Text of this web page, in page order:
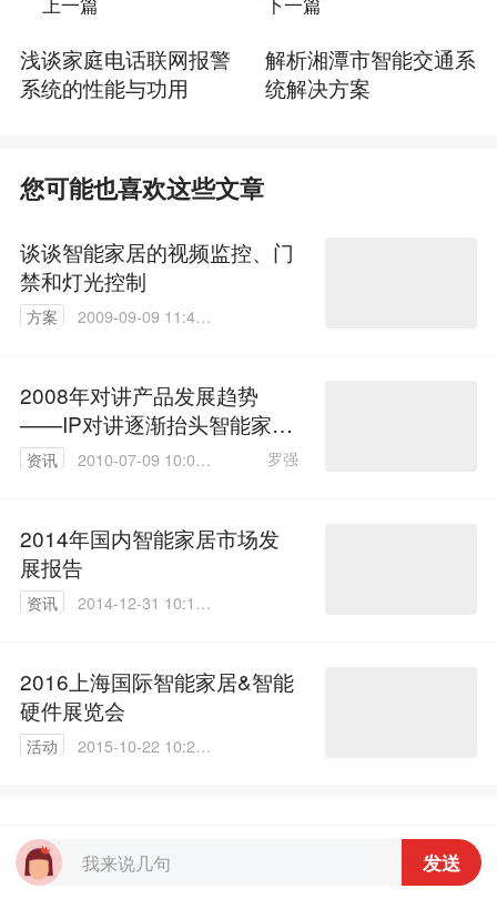
浅谈家庭电话联网报警
系统的性能与功用
解析湘潭市智能交通系
统解决方案
您可能也喜欢这些文章
谈谈智能家居的视频监控、门
禁和灯光控制
方案
2009-09-09 11:46:
2008年对讲产品发展趋势
——IP对讲逐渐抬头智能家居
日趋完善
资讯
2010-07-09 10:00:
罗强
2014年国内智能家居市场发
展报告
资讯
2014-12-31 10:17:
2016上海国际智能家居&智能
硬件展览会
活动
2015-10-22 10:28:
参与评论
发送